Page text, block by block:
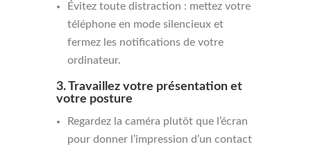
Évitez toute distraction : mettez votre
téléphone en mode silencieux et
fermez les notifications de votre
ordinateur.
3. Travaillez votre présentation et
votre posture
Regardez la caméra plutôt que l’écran
pour donner l’impression d’un contact